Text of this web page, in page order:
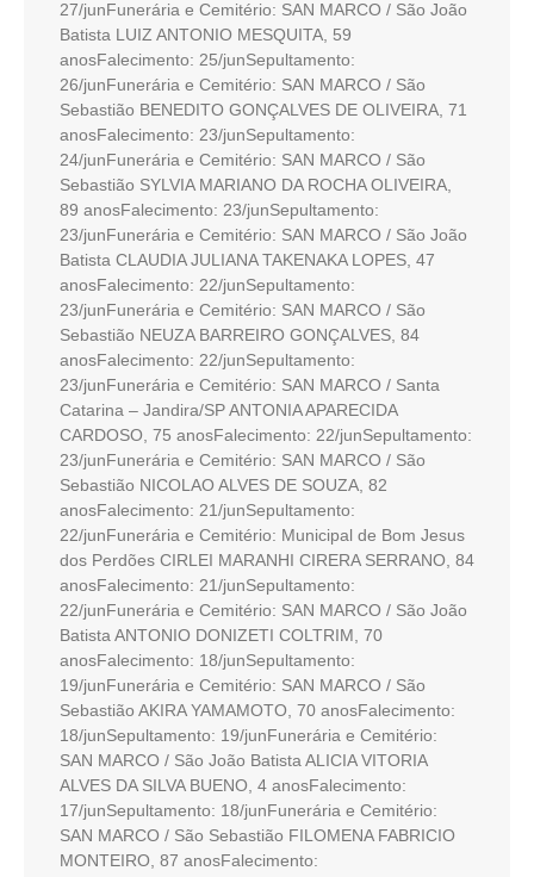
27/junFunerária e Cemitério: SAN MARCO / São João
Batista LUIZ ANTONIO MESQUITA, 59
anosFalecimento: 25/junSepultamento:
26/junFunerária e Cemitério: SAN MARCO / São
Sebastião BENEDITO GONÇALVES DE OLIVEIRA, 71
anosFalecimento: 23/junSepultamento:
24/junFunerária e Cemitério: SAN MARCO / São
Sebastião SYLVIA MARIANO DA ROCHA OLIVEIRA,
89 anosFalecimento: 23/junSepultamento:
23/junFunerária e Cemitério: SAN MARCO / São João
Batista CLAUDIA JULIANA TAKENAKA LOPES, 47
anosFalecimento: 22/junSepultamento:
23/junFunerária e Cemitério: SAN MARCO / São
Sebastião NEUZA BARREIRO GONÇALVES, 84
anosFalecimento: 22/junSepultamento:
23/junFunerária e Cemitério: SAN MARCO / Santa
Catarina – Jandira/SP ANTONIA APARECIDA
CARDOSO, 75 anosFalecimento: 22/junSepultamento:
23/junFunerária e Cemitério: SAN MARCO / São
Sebastião NICOLAO ALVES DE SOUZA, 82
anosFalecimento: 21/junSepultamento:
22/junFunerária e Cemitério: Municipal de Bom Jesus
dos Perdões CIRLEI MARANHI CIRERA SERRANO, 84
anosFalecimento: 21/junSepultamento:
22/junFunerária e Cemitério: SAN MARCO / São João
Batista ANTONIO DONIZETI COLTRIM, 70
anosFalecimento: 18/junSepultamento:
19/junFunerária e Cemitério: SAN MARCO / São
Sebastião AKIRA YAMAMOTO, 70 anosFalecimento:
18/junSepultamento: 19/junFunerária e Cemitério:
SAN MARCO / São João Batista ALICIA VITORIA
ALVES DA SILVA BUENO, 4 anosFalecimento:
17/junSepultamento: 18/junFunerária e Cemitério:
SAN MARCO / São Sebastião FILOMENA FABRICIO
MONTEIRO, 87 anosFalecimento: